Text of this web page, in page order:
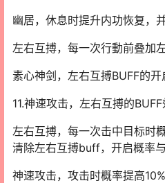
幽居，休息时提升内功恢复，
左右互搏，每一次行動前叠加
素心神剑，左右互搏BUFF的
11.神速攻击，左右互搏的
左右互搏，每一次击中目标时
清除左右互搏buff，开启概率与
神速攻击，攻击时概率提高